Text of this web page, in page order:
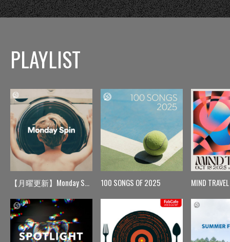
PLAYLIST
【月曜更新】Monday Spin 100 SONGS OF 2025 MIND TRAVEL